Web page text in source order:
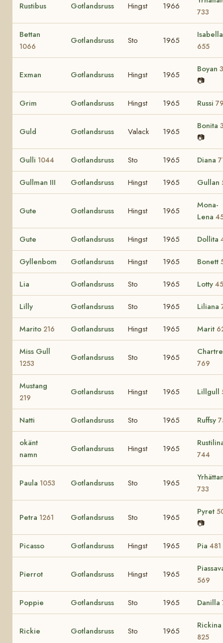
Rustibus Gotlandsruss Hingst 1966
733
Bettan
1066
Gotlandsruss Sto 1965
Isabella
655
Exman Gotlandsruss Hingst 1965
Boyan
📷
Grim Gotlandsruss Hingst 1965 Russi
Guld Gotlandsruss Valack 1965
Bonita
📷
Gulli 1044 Gotlandsruss Sto 1965 Diana
Gullman III Gotlandsruss Hingst 1965 Gullan
Gute Gotlandsruss Hingst 1965
Mona-
Lena
Gute Gotlandsruss Hingst 1965 Dollita
Gyllenbom Gotlandsruss Hingst 1965 Bonett
Lia Gotlandsruss Sto 1965 Lotty
Lilly Gotlandsruss Sto 1965 Liliana
Marito 216 Gotlandsruss Hingst 1965 Marit
Miss Gull
1253
Gotlandsruss Sto 1965
769
Mustang
219
Gotlandsruss Hingst 1965 Lillgull
Natti Gotlandsruss Sto 1965 Ruffsy
okänt
namn
Gotlandsruss Hingst 1965
744
Paula 1053 Gotlandsruss Sto 1965
733
Petra 1261 Gotlandsruss Sto 1965
Pyret
📷
Picasso Gotlandsruss Hingst 1965 Pia 481
Pierrot Gotlandsruss Hingst 1965
569
Poppie Gotlandsruss Sto 1965 Danilla
Rickie Gotlandsruss Sto 1965
Rickina
825